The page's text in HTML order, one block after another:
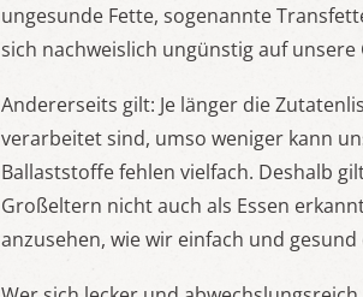
ungesunde Fette, sogenannte
sich nachweislich ungünstig auf
Andererseits gilt: Je länger die
verarbeitet sind, umso weniger kann
Ballaststoffe fehlen vielfach. Deshalb
Großeltern nicht auch als Essen
anzusehen, wie wir einfach und gesund